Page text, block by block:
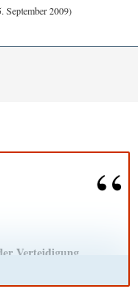
September 2009)
Verteidigung